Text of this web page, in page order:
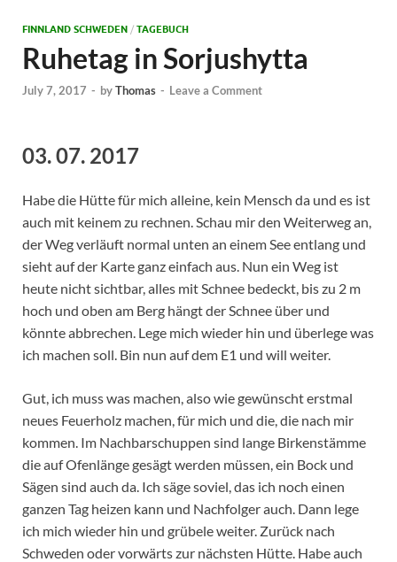
FINNLAND SCHWEDEN / TAGEBUCH
Ruhetag in Sorjushytta
July 7, 2017 - byThomas - Leave a Comment
03. 07. 2017
Habe die Hütte für mich alleine, kein Mensch da und es ist
auch mit keinem zu rechnen. Schau mir den Weiterweg an,
der Weg verläuft normal unten an einem See entlang und
sieht auf der Karte ganz einfach aus. Nun ein Weg ist
heute nicht sichtbar, alles mit Schnee bedeckt, bis zu 2 m
hoch und oben am Berg hängt der Schnee über und
könnte abbrechen. Lege mich wieder hin und überlege was
ich machen soll. Bin nun auf dem E1 und will weiter.
Gut, ich muss was machen, also wie gewünscht erstmal
neues Feuerholz machen, für mich und die, die nach mir
kommen. Im Nachbarschuppen sind lange Birkenstämme
die auf Ofenlänge gesägt werden müssen, ein Bock und
Sägen sind auch da. Ich säge soviel, das ich noch einen
ganzen Tag heizen kann und Nachfolger auch. Dann lege
ich mich wieder hin und grübele weiter. Zurück nach
Schweden oder vorwärts zur nächsten Hütte. Habe auch